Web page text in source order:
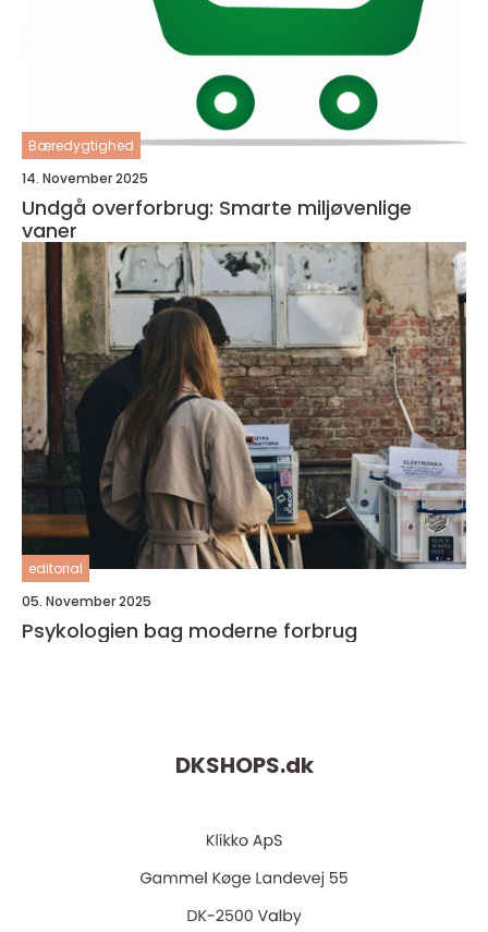
Bæredygtighed
14. November 2025
Undgå overforbrug: Smarte miljøvenlige
vaner
editorial
05. November 2025
Psykologien bag moderne forbrug
DKSHOPS.dk